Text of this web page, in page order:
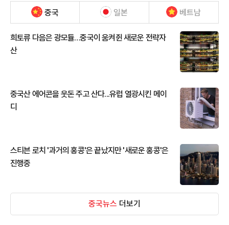
중국 일본 베트남
희토류 다음은 광모듈…중국이 움켜쥔 새로운 전략자
산
중국산 에어콘을 웃돈 주고 산다...유럽 열광시킨 메이
디
스티븐 로치 '과거의 홍콩'은 끝났지만 '새로운 홍콩'은
진행중
중국뉴스 더보기